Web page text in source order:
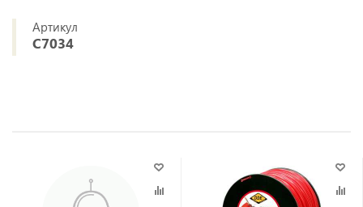
Артикул
C7034